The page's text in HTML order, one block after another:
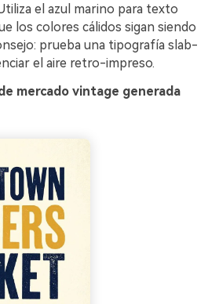
el azul marino para texto
los colores cálidos sigan siendo
prueba una tipografía slab-
el aire retro-impreso.
mercado vintage generada